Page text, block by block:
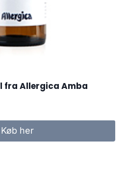
fra Allergica Amba
Køb her